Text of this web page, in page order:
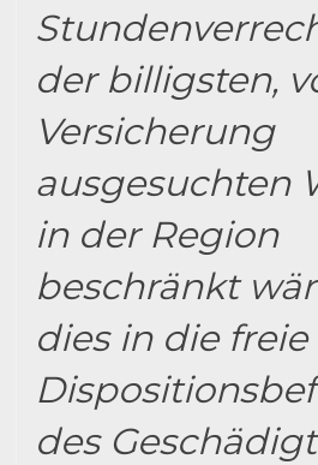
der billigsten,
Versicherung
ausgesuchten
in der Region
beschränkt
dies in die freie
des